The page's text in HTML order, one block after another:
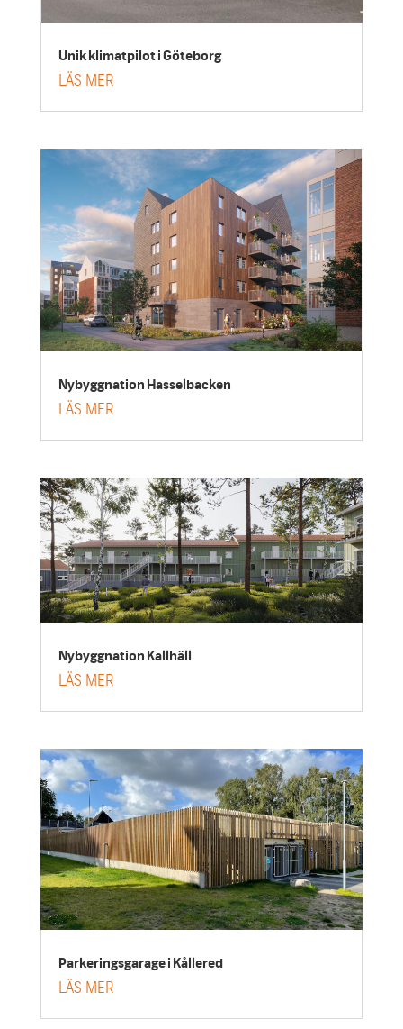
Unik klimatpilot i Göteborg
LÄS MER
Nybyggnation Hasselbacken
LÄS MER
Nybyggnation Kallhäll
LÄS MER
Parkeringsgarage i Kållered
LÄS MER